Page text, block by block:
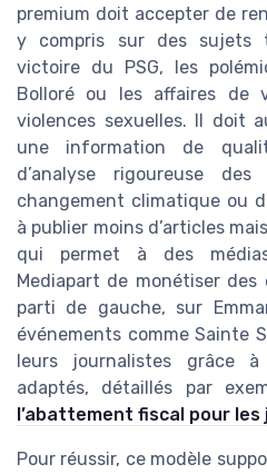
premium doit accepter de
y compris sur des sujets
victoire du PSG, les
Bolloré ou les affaires de
violences sexuelles. Il doit
une information de
d’analyse rigoureuse
changement climatique ou
à publier moins d’articles
qui permet à des
Mediapart de monétiser
parti de gauche, sur
événements comme Sainte
leurs journalistes grâce
adaptés, détaillés par
l’abattement fiscal pour
Pour réussir, ce modèle